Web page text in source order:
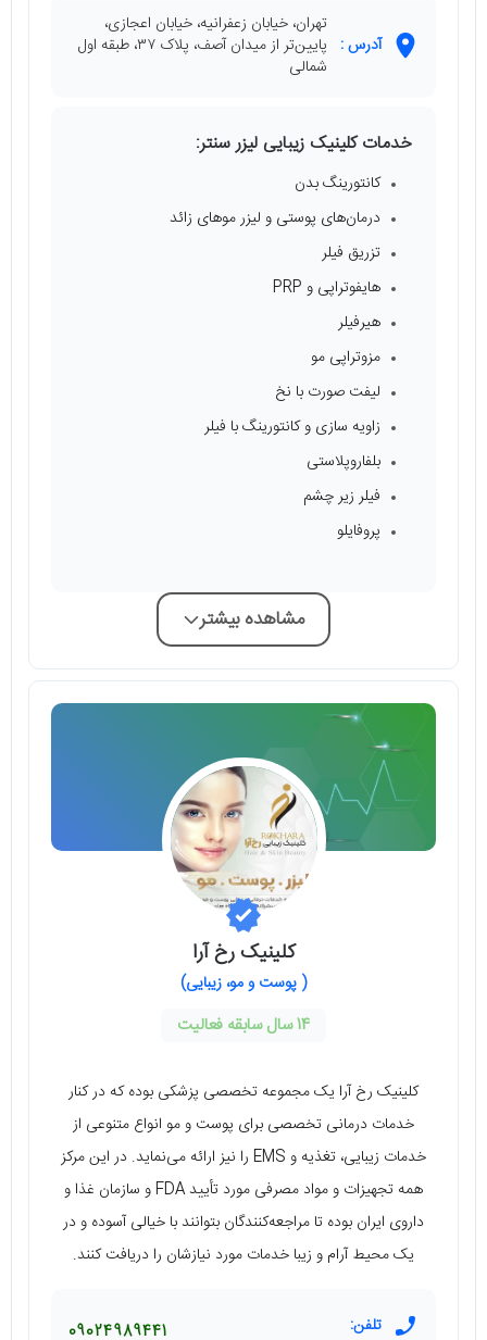
آدرس :
تهران، خیابان زعفرانیه، خیابان اعجازی،
پایین‌تر از میدان آصف، پلاک ۳۷، طبقه اول
شمالی
خدمات کلینیک زیبایی لیزر سنتر:
کانتورینگ بدن
درمان‌های پوستی و لیزر موهای زائد
تزریق فیلر
هایفوتراپی و PRP
هیرفیلر
مزوتراپی مو
لیفت صورت با نخ
زاویه سازی و کانتورینگ با فیلر
بلفاروپلاستی
فیلر زیر چشم
پروفایلو
مشاهده بیشتر
کلینیک رخ آرا
( پوست و مو، زیبایی)
14 سال سابقه فعالیت
کلینیک رخ آرا یک مجموعه تخصصی پزشکی بوده که در کنار
خدمات درمانی تخصصی برای پوست و مو انواع متنوعی از
خدمات زیبایی، تغذیه و EMS را نیز ارائه می‌نماید. در این مرکز
همه تجهیزات و مواد مصرفی مورد تأیید FDA و سازمان غذا و
داروی ایران بوده تا مراجعه‌کنندگان بتوانند با خیالی آسوده و در
یک محیط آرام و زیبا خدمات مورد نیازشان را دریافت کنند.
تلفن: 09024989441